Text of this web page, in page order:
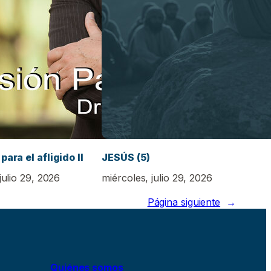
el afligido II
29, 2026
JESÚS (5)
miércoles, julio 29, 2026
Página siguiente
→
Quiénes somos